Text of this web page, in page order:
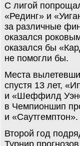
С лигой
«Рединг» и
за различные
оказался
оказался бы
не помогли бы.
Места
спустя 13 лет,
и «Шеффилд
в Чемпионшип
и «Саутгемптон».
Второй год
Турнир